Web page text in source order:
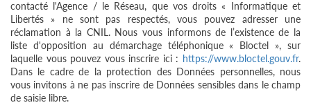
contacté l'Agence / le Réseau, que vos droits « Informatique et
Libertés » ne sont pas respectés, vous pouvez adresser une
réclamation à la CNIL. Nous vous informons de l’existence de la
liste d'opposition au démarchage téléphonique « Bloctel », sur
laquelle vous pouvez vous inscrire ici : https://www.bloctel.gouv.fr.
Dans le cadre de la protection des Données personnelles, nous
vous invitons à ne pas inscrire de Données sensibles dans le champ
de saisie libre.